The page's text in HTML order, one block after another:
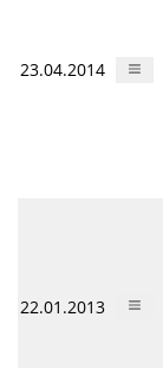
23.04.2014
22.01.2013